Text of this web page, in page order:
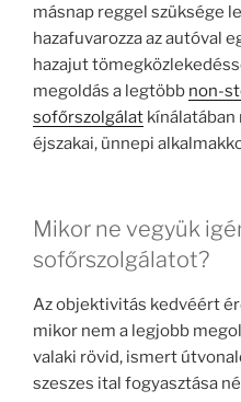
másnap reggel szüksége
hazafuvarozza az autóval
hazajut
megoldás a legtöbb non-
sofőrszolgálat kínálatában
éjszakai, ünnepi
Mikor ne vegyük
sofőrszolgálatot?
Az objektivitás kedvéért
mikor nem a legjobb
valaki rövid, ismert
szeszes ital fogyasztása